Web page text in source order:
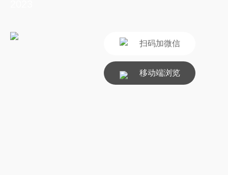
扫码加微信
移动端浏览